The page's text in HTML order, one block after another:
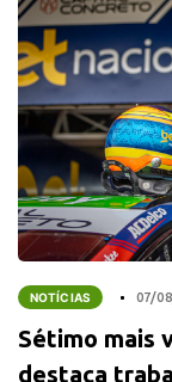
NOTÍCIAS 07/
Sétimo mais
destaca